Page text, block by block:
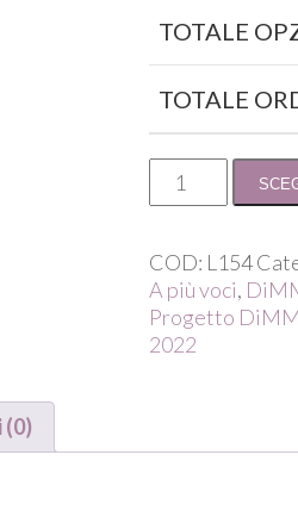
TOTALE
TOTALE
Come
alberi
cammino
quantità
COD: L154
A più voci,
Progetto
2022
(0)